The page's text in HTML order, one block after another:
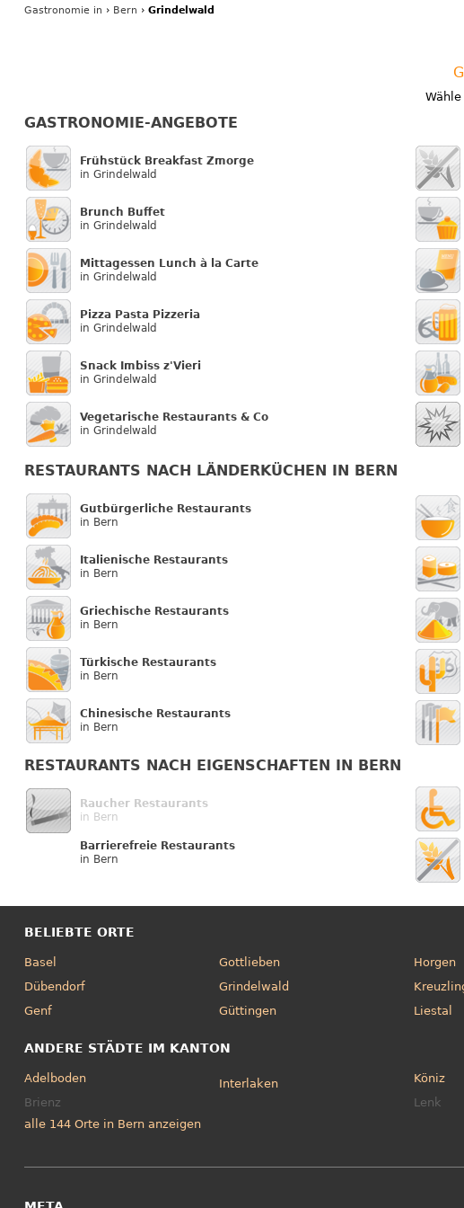
Gastronomiein › Bern › Grindelwald
GASTRONOMIE-ANGEBOTE
Frühstück Breakfast Zmorge
in Grindelwald
Brunch Buffet
in Grindelwald
Mittagessen Lunch à la Carte
in Grindelwald
Pizza Pasta Pizzeria
in Grindelwald
Snack Imbiss z'Vieri
in Grindelwald
Vegetarische Restaurants & Co
in Grindelwald
RESTAURANTS NACH LÄNDERKÜCHEN IN BERN
Gutbürgerliche Restaurants
in Bern
Italienische Restaurants
in Bern
Griechische Restaurants
in Bern
Türkische Restaurants
in Bern
Chinesische Restaurants
in Bern
RESTAURANTS NACH EIGENSCHAFTEN IN BERN
Raucher Restaurants
in Bern
Barrierefreie Restaurants
in Bern
BELIEBTE ORTE
Basel
Dübendorf
Genf
Gottlieben
Grindelwald
Güttingen
Horgen
Liestal
ANDERE STÄDTE IM KANTON
Adelboden
Brienz
Interlaken
Köniz
Lenk
alle 144 Orte in Bern anzeigen